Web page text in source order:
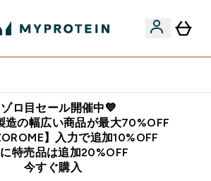
ロ目セール開催中💙
造の幅広い商品が最大70%OFF
】入力で追加10%OFF
特売品は追加20%OFF
今すぐ購入